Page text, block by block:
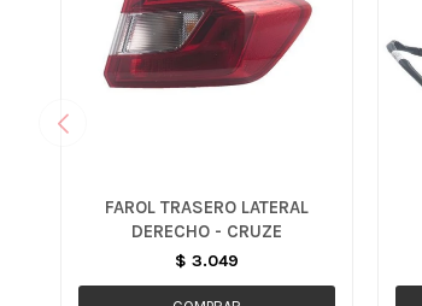
FAROL TRASERO LATERAL
DERECHO - CRUZE
$ 3.049